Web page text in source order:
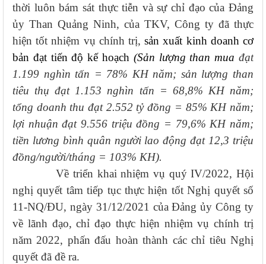
thời luôn bám sát thực tiễn và sự chỉ đạo của Đảng
ủy Than Quảng Ninh, của TKV, Công ty đã thực
hiện tốt nhiệm vụ chính trị,sản xuất kinh doanh cơ
bản đạt tiến độ kế hoạch (Sản lượng than mua đạt
1.199 nghìn tấn = 78% KH năm; sản lượng than
tiêu thụ đạt 1.153 nghìn tấn = 68,8% KH năm;
tổng doanh thu đạt 2.552 tỷ đồng = 85% KH năm;
lợi nhuận đạt 9.556 triệu đồng = 79,6% KH năm;
tiền lương bình quân người lao động đạt 12,3 triệu
đồng/người/tháng = 103% KH).
Về triển khai nhiệm vụ quý IV/2022, Hội
nghị quyết tâm tiếp tục thực hiện tốt Nghị quyết số
11-NQ/ĐU, ngày 31/12/2021 của Đảng ủy Công ty
về lãnh đạo, chỉ đạo thực hiện nhiệm vụ chính trị
năm 2022, phấn đấu hoàn thành các chỉ tiêu Nghị
quyết đã đề ra.